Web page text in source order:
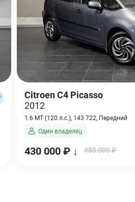
Citroen C4 Picasso
2012
1.6 MT (120 л.с.), 143 722, Передний
Один владелец
430 000 ₽ ↓ 480 000 ₽